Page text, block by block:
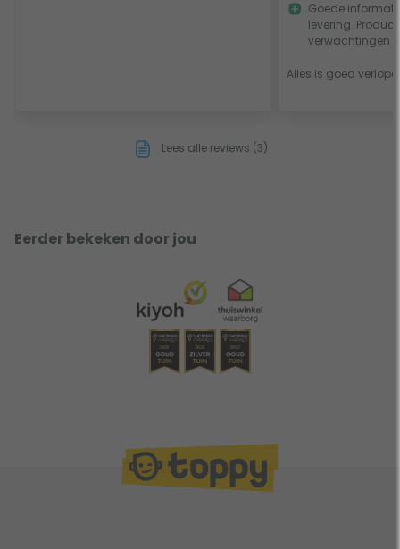
Alles is goed
Goede
levering.
verwachtingen
Lees alle reviews (3)
Eerder bekeken door jou